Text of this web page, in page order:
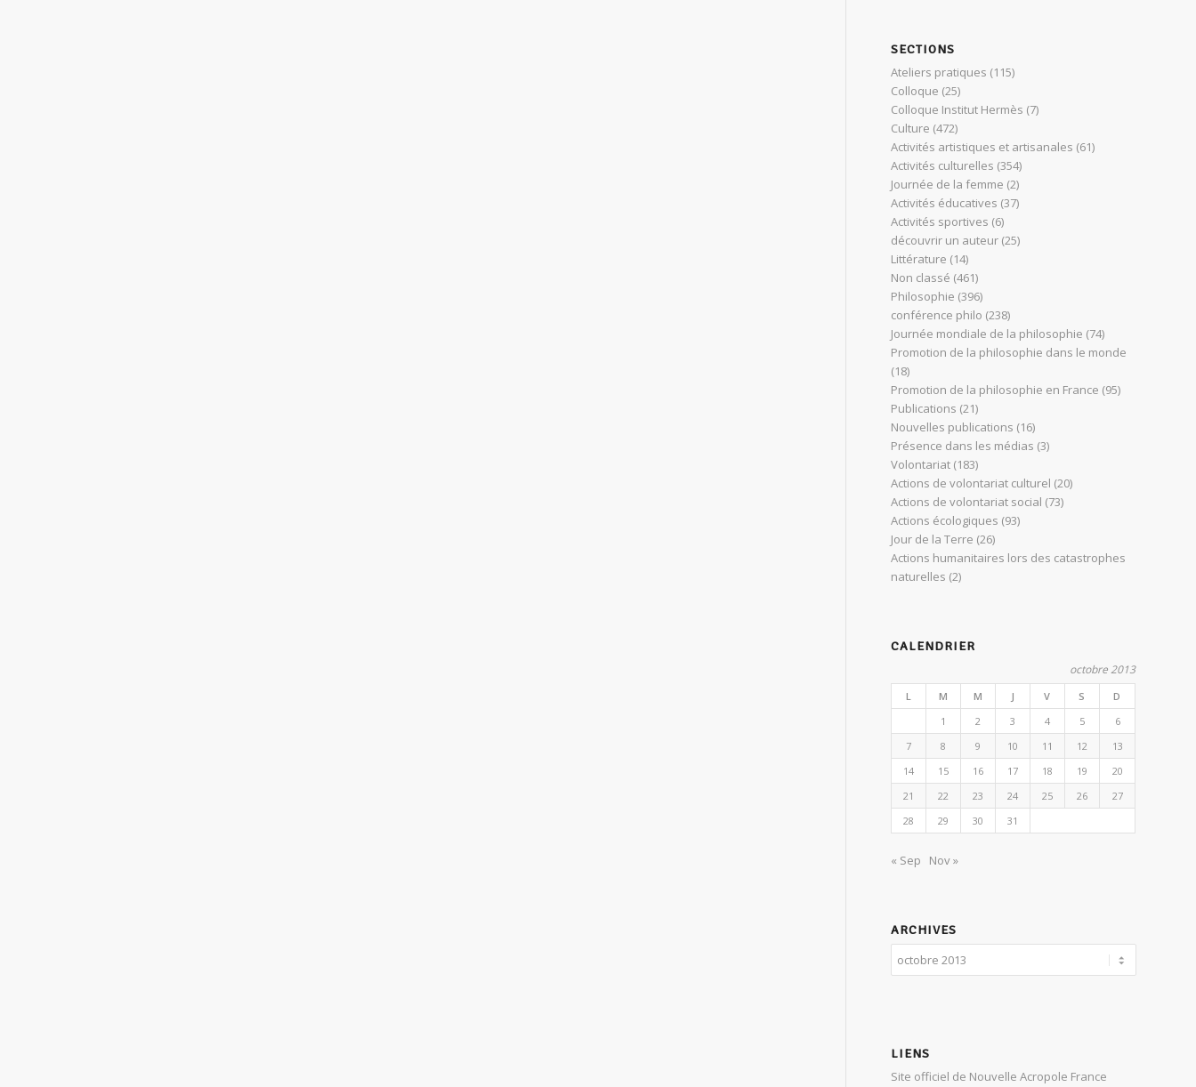
SECTIONS
Ateliers pratiques (115)
Colloque (25)
Colloque Institut Hermès (7)
Culture (472)
Activités artistiques et artisanales (61)
Activités culturelles (354)
Journée de la femme (2)
Activités éducatives (37)
Activités sportives (6)
découvrir un auteur (25)
Littérature (14)
Non classé (461)
Philosophie (396)
conférence philo (238)
Journée mondiale de la philosophie (74)
Promotion de la philosophie dans le monde
(18)
Promotion de la philosophie en France (95)
Publications (21)
Nouvelles publications (16)
Présence dans les médias (3)
Volontariat (183)
Actions de volontariat culturel (20)
Actions de volontariat social (73)
Actions écologiques (93)
Jour de la Terre (26)
Actions humanitaires lors des catastrophes
naturelles (2)
CALENDRIER
octobre 2013
L M M J V S
D
1
2 3 4 5
6
7
8 9 10 11 12
13
14
15 16 17 18 19
20
21
22 23 24 25 26
27
28
29 30 31
« Sep Nov »
ARCHIVES
LIENS
Site officiel de Nouvelle Acropole France